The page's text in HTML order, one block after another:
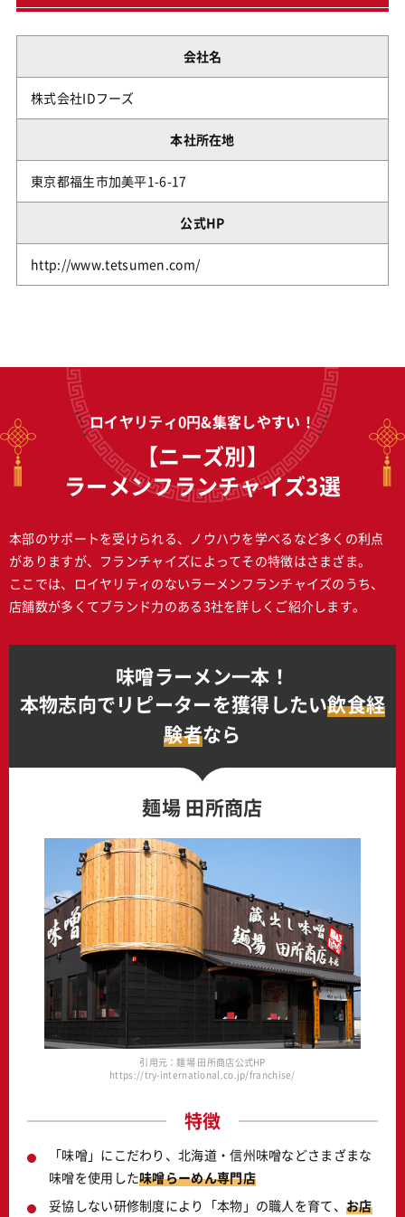
会社名
株式会社IDフーズ
本社所在地
東京都福生市加美平1-6-17
公式HP
http://www.tetsumen.com/
ロイヤリティ0円&集客しやすい！
【ニーズ別】
ラーメンフランチャイズ3選
本部のサポートを受けられる、ノウハウを学べるなど多くの利点
がありますが、フランチャイズによってその特徴はさまざま。
ここでは、ロイヤリティのないラーメンフランチャイズのうち、
店舗数が多くてブランド力のある3社を詳しくご紹介します。
味噌ラーメン一本！
本物志向でリピーターを獲得したい飲食経
験者なら
麺場 田所商店
引用元：麺場 田所商店公式HP
https://try-international.co.jp/franchise/
特徴
「味噌」にこだわり、北海道・信州味噌などさまざまな
味噌を使用した味噌らーめん専門店
妥協しない研修制度により「本物」の職人を育て、 お店